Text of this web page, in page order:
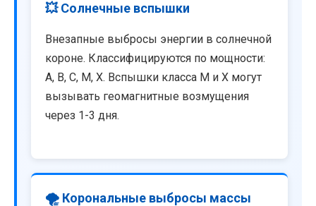
💥 Солнечные вспышки
Внезапные выбросы энергии в солнечной
короне. Классифицируются по мощности:
A, B, C, M, X. Вспышки класса M и X могут
вызывать геомагнитные возмущения
через 1-3 дня.
🌪️ Корональные выбросы массы